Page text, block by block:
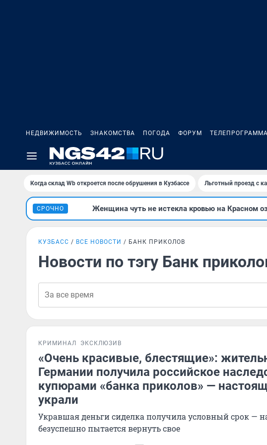
НЕДВИЖИМОСТЬ ЗНАКОМСТВА ПОГОДА ФОРУМ ТЕЛЕПРОГРАММА
Когда склад Wb откроется после обрушения в Кузбассе Льготный проезд с
СРОЧНО Женщина чуть не истекла кровью на Красном
КУЗБАСС ВСЕ НОВОСТИ БАНК ПРИКОЛОВ
Новости по тэгу Банк
КРИМИНАЛ ЭКСКЛЮЗИВ
«Очень красивые, блестящие»:
Германии получила российское
купюрами «банка приколов» —
украли
Укравшая деньги сиделка получила условный срок —
безуспешно пытается вернуть свое